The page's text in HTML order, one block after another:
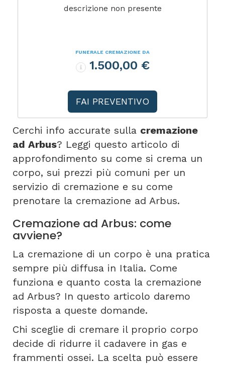
descrizione non presente
FUNERALE CREMAZIONE DA
1.500,00 €
FAI PREVENTIVO
Cerchi info accurate sulla cremazione
ad Arbus? Leggi questo articolo di
approfondimento su come si crema un
corpo, sui prezzi più comuni per un
servizio di cremazione e su come
prenotare la cremazione ad Arbus.
Cremazione ad Arbus: come
avviene?
La cremazione di un corpo è una pratica
sempre più diffusa in Italia. Come
funziona e quanto costa la cremazione
ad Arbus? In questo articolo daremo
risposta a queste domande.
Chi sceglie di cremare il proprio corpo
decide di ridurre il cadavere in gas e
frammenti ossei. La scelta può essere